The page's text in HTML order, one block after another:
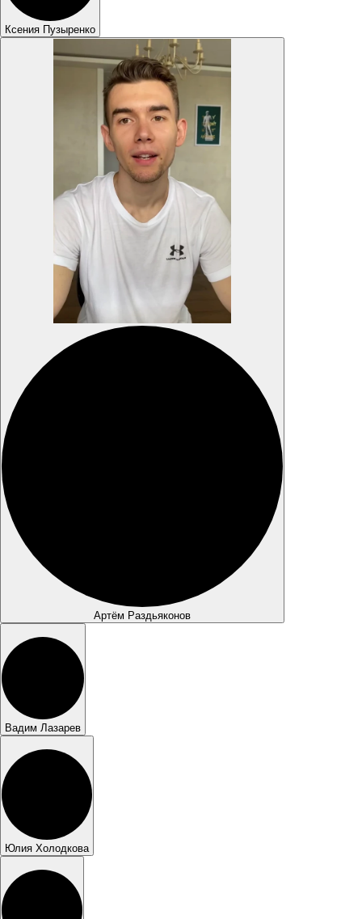
Ксения Пузыренко
Артём Раздьяконов
Вадим Лазарев
Юлия Холодкова